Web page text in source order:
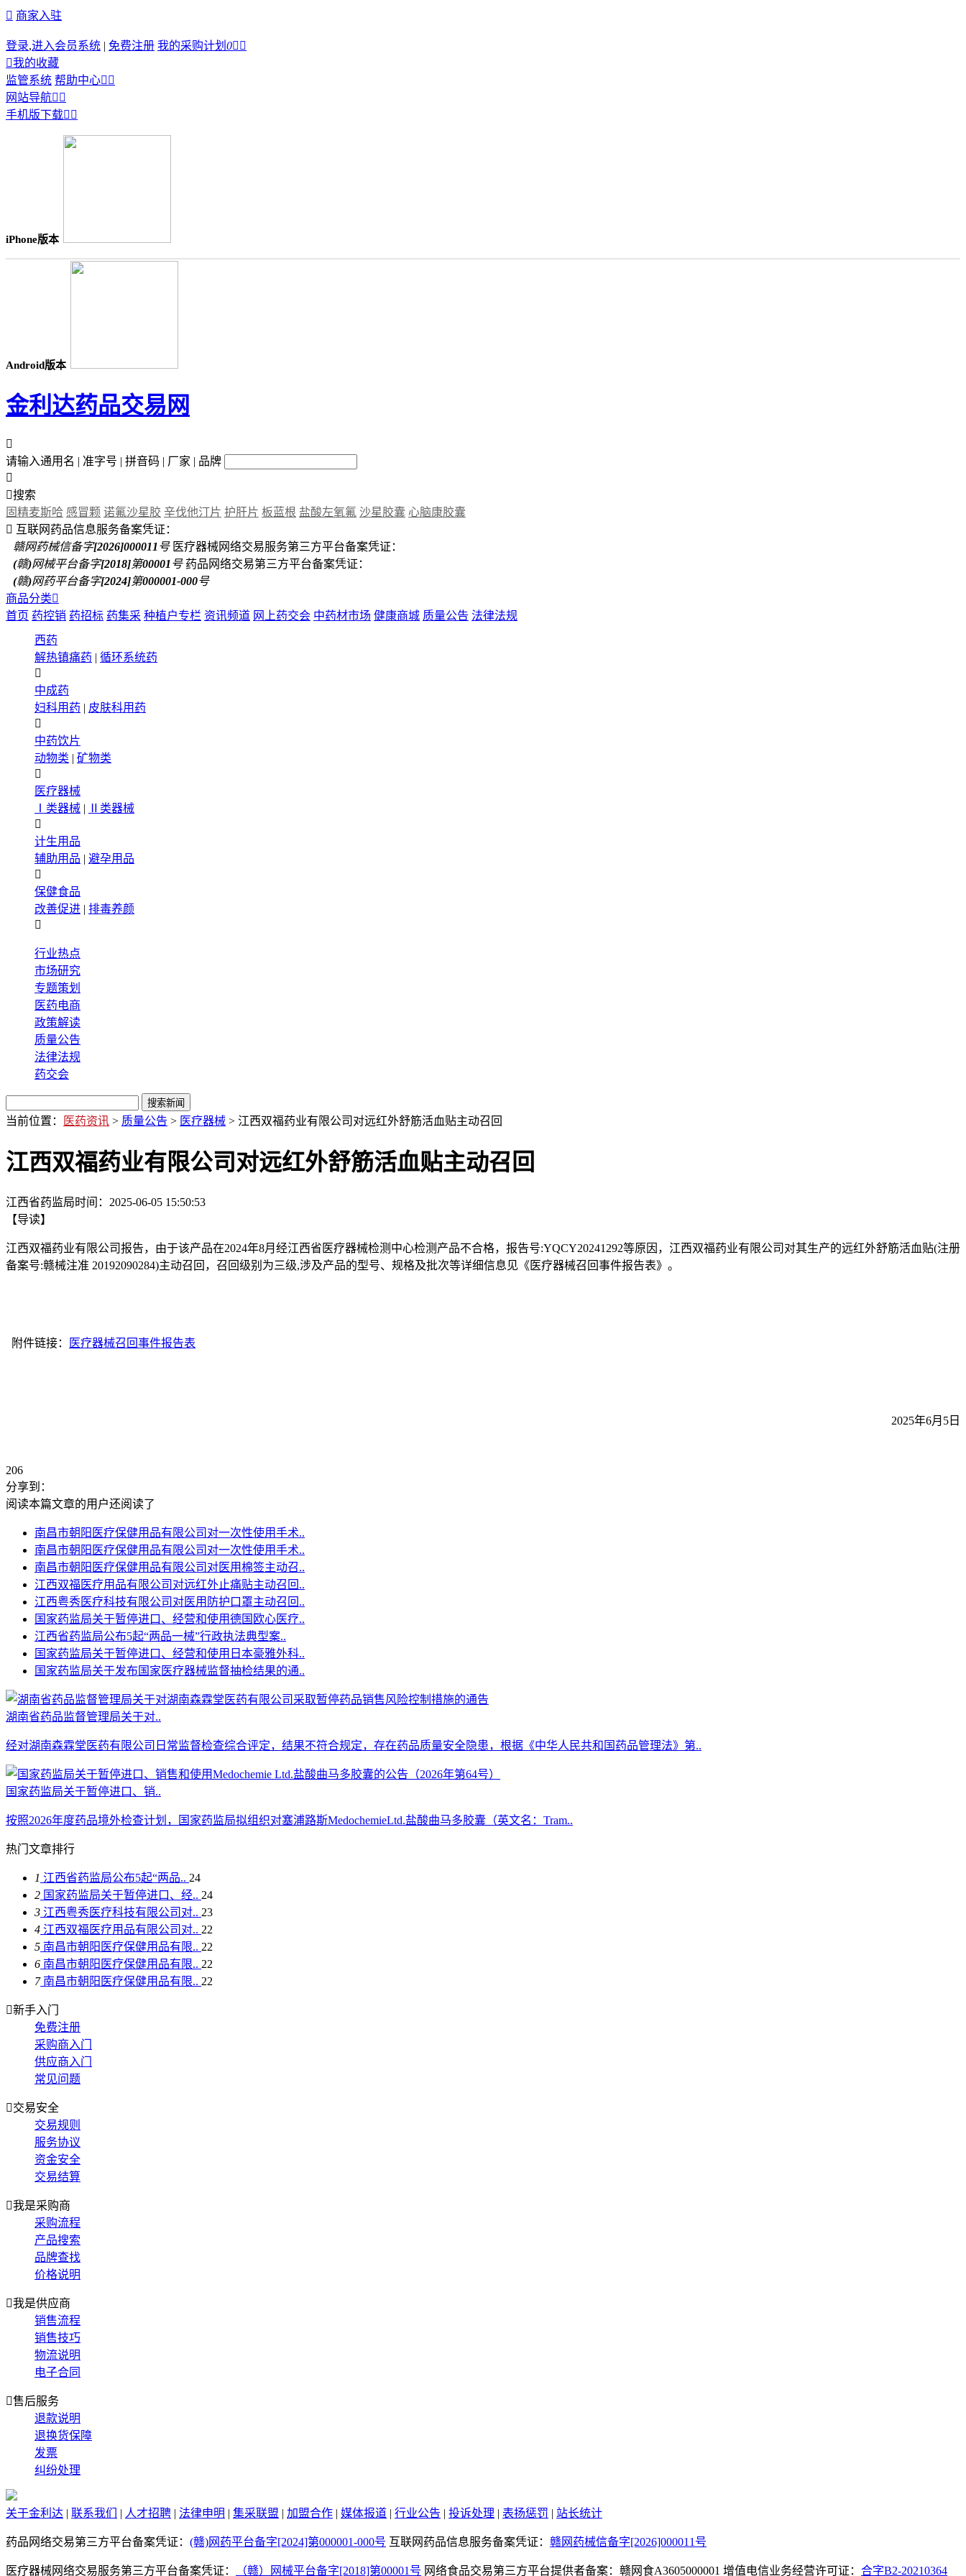
 商家入驻
登录,进入会员系统 | 免费注册 我的采购计划 0 
我的收藏
监管系统 帮助中心 
网站导航 
手机版下载 
iPhone版本
Android版本
金利达药品交易网

请输入通用名 | 准字号 | 拼音码 | 厂家 | 品牌

搜索
固精麦斯哈 感冒颗 诺氟沙星胶 辛伐他汀片 护肝片 板蓝根 盐酸左氧氟 沙星胶囊 心脑康胶囊
 互联网药品信息服务备案凭证：
赣网药械信备字[2026]000011号 医疗器械网络交易服务第三方平台备案凭证：
(赣)网械平台备字[2018]第00001号 药品网络交易第三方平台备案凭证：
(赣)网药平台备字[2024]第000001-000号
商品分类
首页 药控销 药招标 药集采 种植户专栏 资讯频道 网上药交会 中药材市场 健康商城 质量公告 法律法规
西药
解热镇痛药 | 循环系统药

中成药
妇科用药 | 皮肤科用药

中药饮片
动物类 | 矿物类

医疗器械
Ⅰ类器械 |
Ⅱ类器械

计生用品
辅助用品 | 避孕用品

保健食品
改善促进 | 排毒养颜

行业热点
市场研究
专题策划
医药电商
政策解读
质量公告
法律法规
药交会
当前位置： 医药资讯 > 质量公告 > 医疗器械 > 江西双福药业有限公司对远红外舒筋活血贴主动召回
江西双福药业有限公司对远红外舒筋活血贴主动召回
江西省药监局时间： 2025-06-05 15:50:53
【导读】
江西双福药业有限公司报告，由于该产品在2024年8月经江西省医疗器械检测中心检测产品不合格，报告号:YQCY20241292等原因，江西双福药业有限公司对其生产的远红外舒筋活血贴(注册
备案号:赣械注准 20192090284)主动召回，召回级别为三级,涉及产品的型号、规格及批次等详细信息见《医疗器械召回事件报告表》。
附件链接： 医疗器械召回事件报告表
2025年6月5日
206
分享到：
阅读本篇文章的用户还阅读了
南昌市朝阳医疗保健用品有限公司对一次性使用手术..
南昌市朝阳医疗保健用品有限公司对一次性使用手术..
南昌市朝阳医疗保健用品有限公司对医用棉签主动召..
江西双福医疗用品有限公司对远红外止痛贴主动召回..
江西粤秀医疗科技有限公司对医用防护口罩主动召回..
国家药监局关于暂停进口、经营和使用德国欧心医疗..
江西省药监局公布5起“两品一械”行政执法典型案..
国家药监局关于暂停进口、经营和使用日本豪雅外科..
国家药监局关于发布国家医疗器械监督抽检结果的通..
湖南省药品监督管理局关于对..
经对湖南森霖堂医药有限公司日常监督检查综合评定，结果不符合规定，存在药品质量安全隐患，根据《中华人民共和国药品管理法》第..
国家药监局关于暂停进口、销..
按照2026年度药品境外检查计划，国家药监局拟组织对塞浦路斯MedochemieLtd.盐酸曲马多胶囊（英文名：Tram..
热门文章排行
1 江西省药监局公布5起“两品.. 24
2 国家药监局关于暂停进口、经.. 24
3 江西粤秀医疗科技有限公司对.. 23
4 江西双福医疗用品有限公司对.. 22
5 南昌市朝阳医疗保健用品有限.. 22
6 南昌市朝阳医疗保健用品有限.. 22
7南昌市朝阳医疗保健用品有限.. 22
新手入门
免费注册
采购商入门
供应商入门
常见问题
交易安全
交易规则
服务协议
资金安全
交易结算
我是采购商
采购流程
产品搜索
品牌查找
价格说明
我是供应商
销售流程
销售技巧
物流说明
电子合同
售后服务
退款说明
退换货保障
发票
纠纷处理
关于金利达 | 联系我们 | 人才招聘 | 法律申明 | 集采联盟 | 加盟合作 | 媒体报道 | 行业公告 | 投诉处理 | 表扬惩罚 | 站长统计
药品网络交易第三方平台备案凭证： (赣)网药平台备字[2024]第000001-000号 互联网药品信息服务备案凭证： 赣网药械信备字[2026]000011号
医疗器械网络交易服务第三方平台备案凭证： （赣）网械平台备字[2018]第00001号 网络食品交易第三方平台提供者备案：赣网食A3605000001 增值电信业务经营许可证： 合字B2-20210364